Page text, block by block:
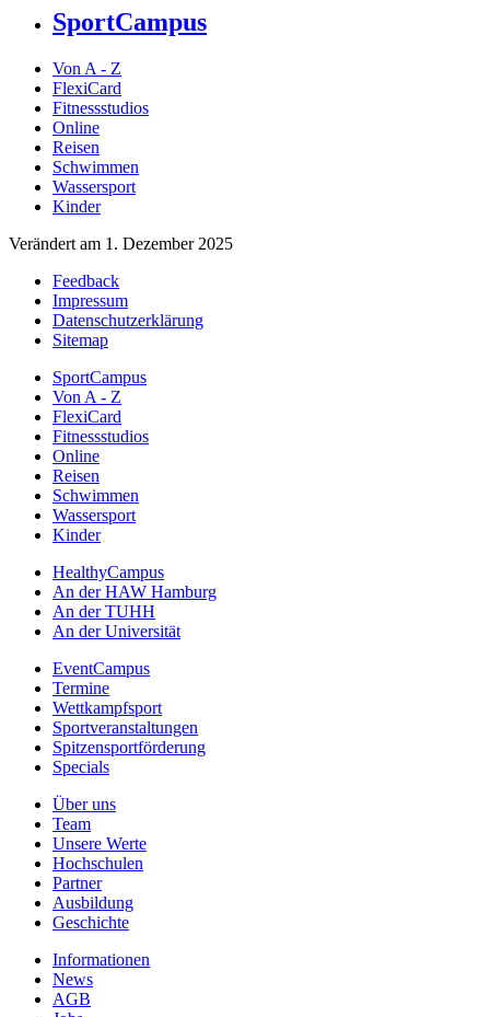
SportCampus
Von A - Z
FlexiCard
Fitnessstudios
Online
Reisen
Schwimmen
Wassersport
Kinder
Verändert am 1. Dezember 2025
Feedback
Impressum
Datenschutzerklärung
Sitemap
SportCampus
Von A - Z
FlexiCard
Fitnessstudios
Online
Reisen
Schwimmen
Wassersport
Kinder
HealthyCampus
An der HAW Hamburg
An der TUHH
An der Universität
EventCampus
Termine
Wettkampfsport
Sportveranstaltungen
Spitzensportförderung
Specials
Über uns
Team
Unsere Werte
Hochschulen
Partner
Ausbildung
Geschichte
Informationen
News
AGB